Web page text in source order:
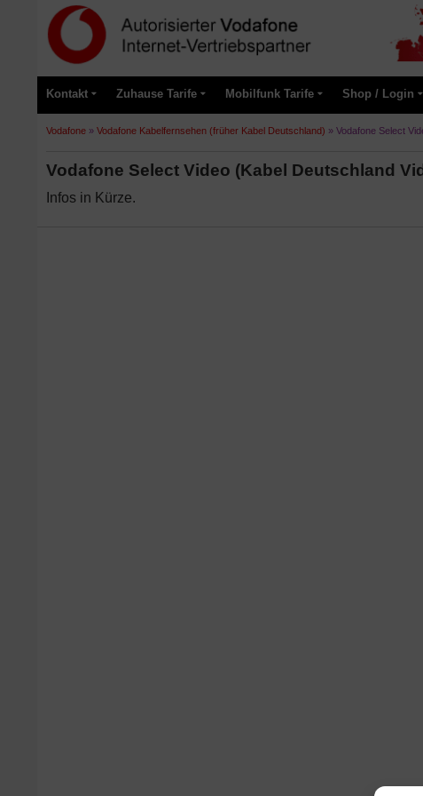
Kontakt Zuhause Tarife Mobilfunk Tarife Shop / Login
Vodafone » Vodafone Kabelfernsehen (früher Kabel Deutschland) » Vodafone Select
Vodafone Select Video (Kabel Deutschland
Infos in Kürze.